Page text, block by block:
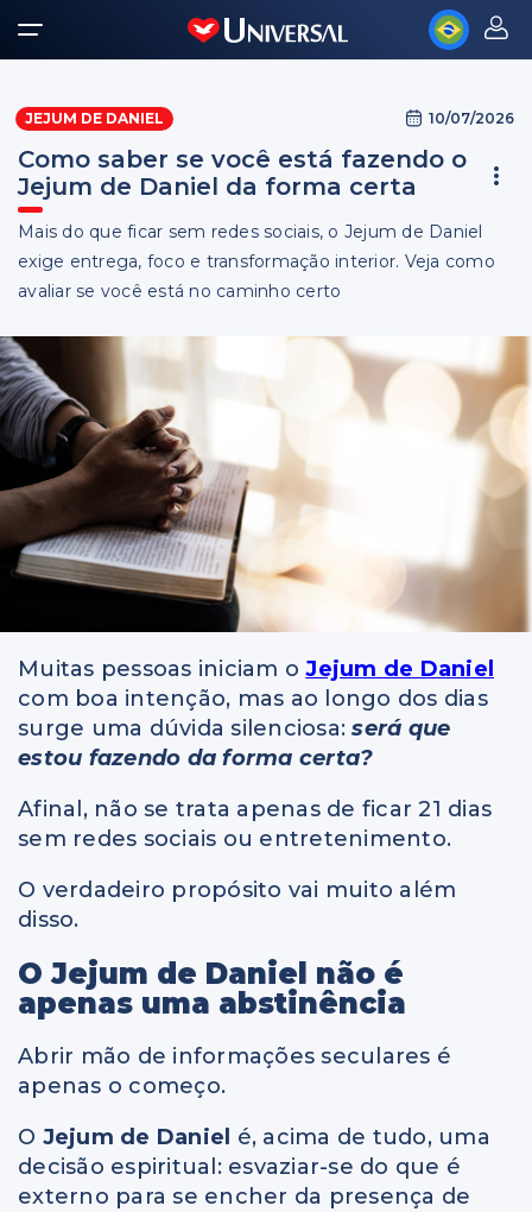
JEJUM DE DANIEL 10/07/2026
Como saber se você está fazendo o
Jejum de Daniel da forma certa
Mais do que ficar sem redes sociais, o Jejum de Daniel
exige entrega, foco e transformação interior. Veja como
avaliar se você está no caminho certo
Muitas pessoas iniciam oJejum de Daniel
com boa intenção, mas ao longo dos dias
surge uma dúvida silenciosa:será que
estou fazendo da forma certa?
Afinal, não se trata apenas de ficar 21 dias
sem redes sociais ou entretenimento.
O verdadeiro propósito vai muito além
disso.
O Jejum de Daniel não é
apenas uma abstinência
Abrir mão de informações seculares é
apenas o começo.
O Jejum de Daniel é, acima de tudo, uma
decisão espiritual: esvaziar-se do que é
externo para se encher da presença de